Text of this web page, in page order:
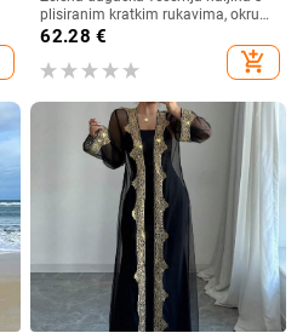
plisiranim kratkim rukavima, okrugli
izrez, A-linija
62.28 €
add_shopping_cart